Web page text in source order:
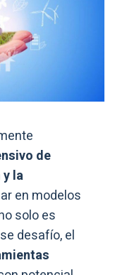
de
la
en modelos
solo es
desafío, el